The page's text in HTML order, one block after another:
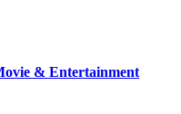
& Entertainment